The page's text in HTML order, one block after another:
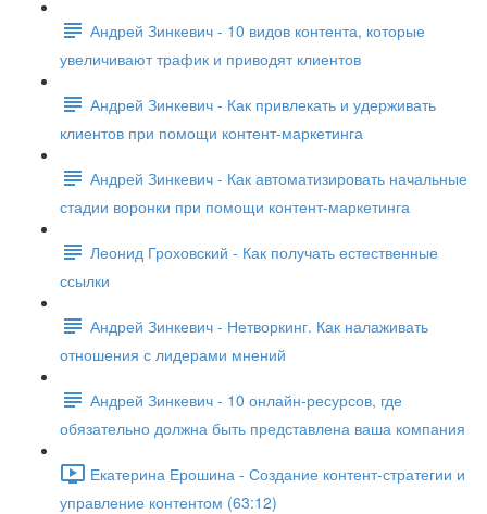
Андрей Зинкевич - 10 видов контента, которые
увеличивают трафик и приводят клиентов
Андрей Зинкевич - Как привлекать и удерживать
клиентов при помощи контент-маркетинга
Андрей Зинкевич - Как автоматизировать начальные
стадии воронки при помощи контент-маркетинга
Леонид Гроховский - Как получать естественные
ссылки
Андрей Зинкевич - Нетворкинг. Как налаживать
отношения с лидерами мнений
Андрей Зинкевич - 10 онлайн-ресурсов, где
обязательно должна быть представлена ваша компания
Екатерина Ерошина - Создание контент-стратегии и
управление контентом (63:12)